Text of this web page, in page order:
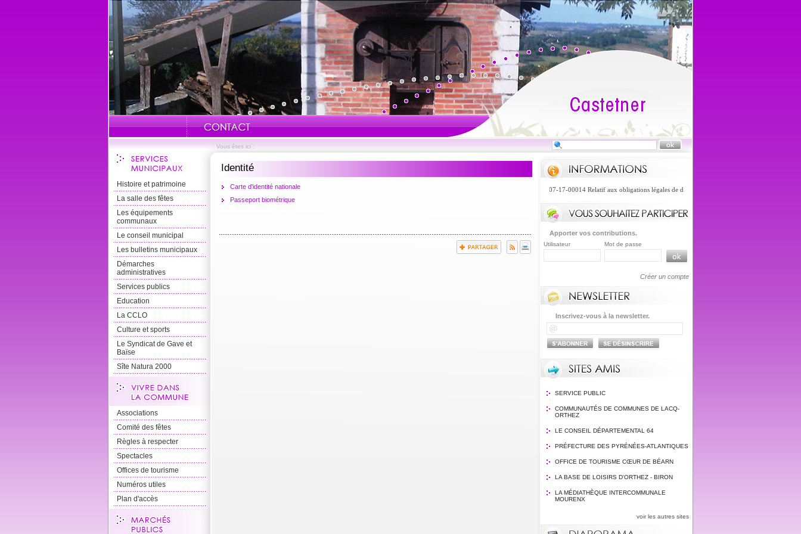
Vous êtes ici :
Histoire et patrimoine
La salle des fêtes
Les équipements
communaux
Le conseil municipal
Les bulletins municipaux
Démarches
administratives
Services publics
Education
La CCLO
Culture et sports
Le Syndicat de Gave et
Baïse
Sîte Natura 2000
Associations
Comité des fêtes
Règles à respecter
Spectacles
Offices de tourisme
Numéros utiles
Plan d'accès
Identité
Carte d'identité nationale
Passeport biométrique
Arrêté n°64-2025-07-17-00014 Relatif aux obligations légales de débroussaillement (OLD) pris en application
Apporter vos contributions.
Utilisateur Mot de passe
Créer un compte
Inscrivez-vous à la newsletter.
SERVICE PUBLIC
COMMUNAUTÉS DE COMMUNES DE LACQ-
ORTHEZ
LE CONSEIL DÉPARTEMENTAL 64
PRÉFECTURE DES PYRÉNÉES-ATLANTIQUES
OFFICE DE TOURISME CŒUR DE BÉARN
LA BASE DE LOISIRS D'ORTHEZ - BIRON
LA MÉDIATHÈQUE INTERCOMMUNALE
MOURENX
voir les autres sites